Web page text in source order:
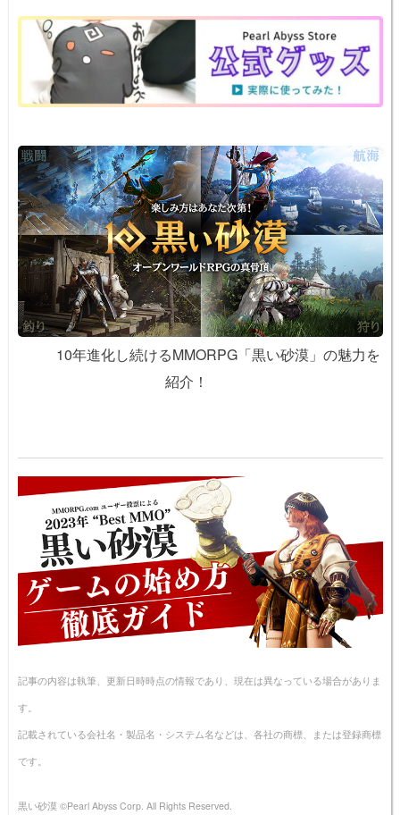
o
o
k
e n
k
10年進化し続けるMMORPG「黒い砂漠」の魅力を
紹介！
記事の内容は執筆、更新日時時点の情報であり、現在は異なっている場合がありま
す。
記載されている会社名・製品名・システム名などは、各社の商標、または登録商標
です。
黒い砂漠 ©Pearl Abyss Corp. All Rights Reserved.